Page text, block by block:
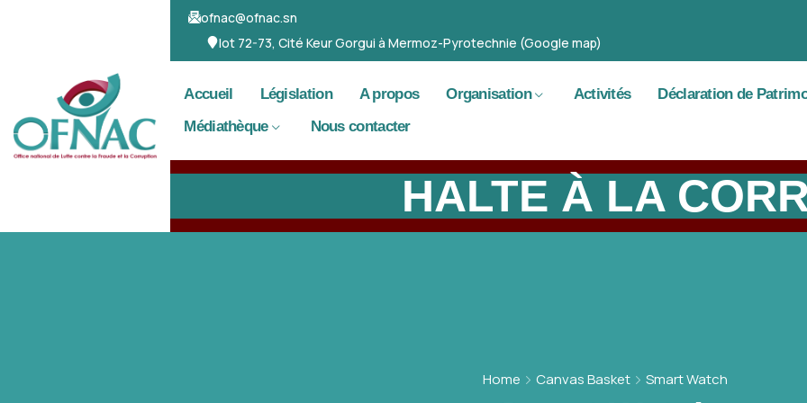
ofnac@ofnac.sn
lot 72-73, Cité Keur Gorgui à Mermoz-Pyrotechnie (Google map)
Accueil Législation A propos Organisation Activités
Déclaration de
Médiathèque
Nous contacter
HALTE À LA
Home Canvas Basket Smart Watch